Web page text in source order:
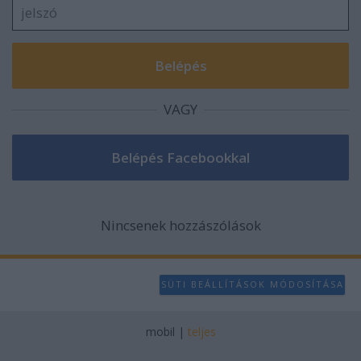
VAGY
Nincsenek hozzászólások
SÜTI BEÁLLÍTÁSOK MÓDOSÍTÁSA
mobil | teljes